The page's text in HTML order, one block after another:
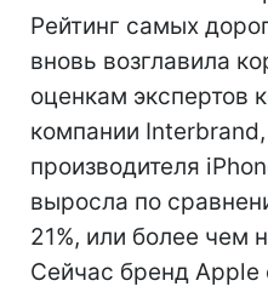
Рейтинг самых
вновь возглавила
оценкам экспертов
компании
производителя
выросла по
21%, или более чем
Сейчас бренд Apple